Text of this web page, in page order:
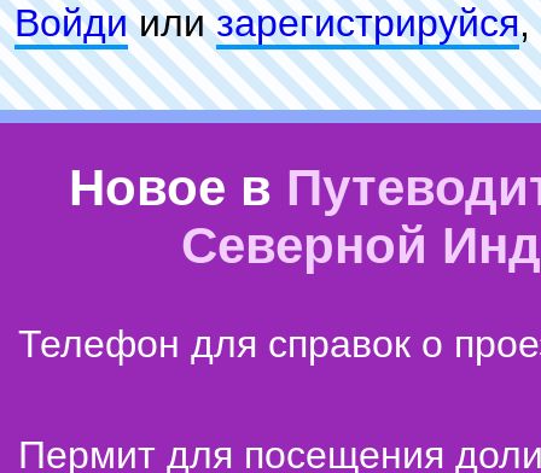
Войдиилизарeгиcтpируйся,
Новое в
Северной
Телефон для справок о
Пермит для посещения